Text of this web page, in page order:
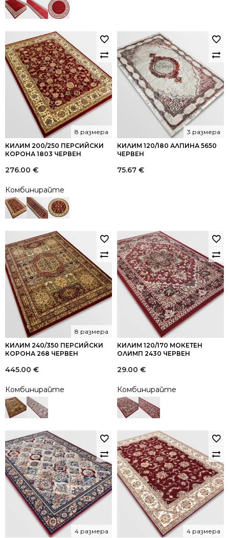
КИЛИМ 200/250 ПЕРСИЙСКИ
КОРОНА 1803 ЧЕРВЕН
8 размера
276.00 €
Комбинирайте
КИЛИМ 120/180 АЛПИНА 5650
ЧЕРВЕН
3 размера
75.67 €
КИЛИМ 240/350 ПЕРСИЙСКИ
КОРОНА 268 ЧЕРВЕН
8 размера
445.00 €
Комбинирайте
КИЛИМ 120/170 МОКЕТЕН
ОЛИМП 2430 ЧЕРВЕН
29.00 €
Комбинирайте
4 размера 4 размера